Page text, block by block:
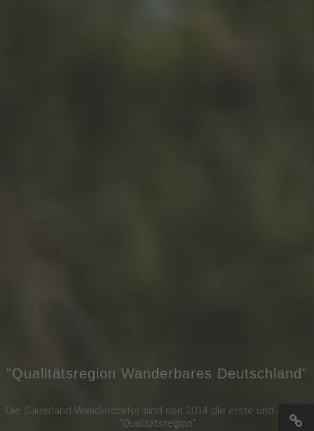
"Qualitätsregion Wanderbares Deutschland"
Die Sauerland-Wanderdörfer sind seit 2014 die erste und größte
"Qualitätsregion"